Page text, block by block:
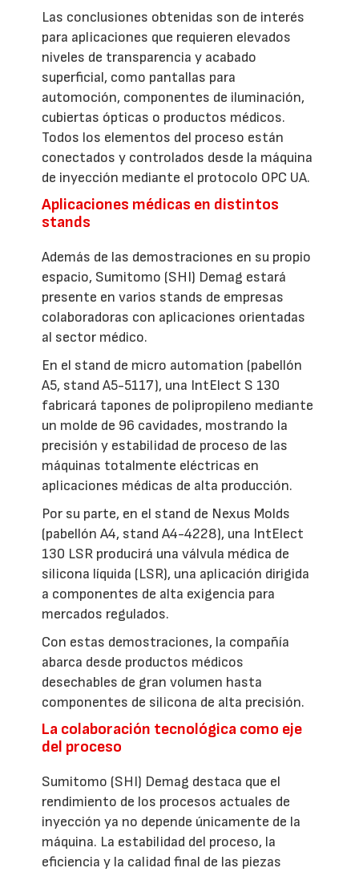
Las conclusiones obtenidas son de interés
para aplicaciones que requieren elevados
niveles de transparencia y acabado
superficial, como pantallas para
automoción, componentes de iluminación,
cubiertas ópticas o productos médicos.
Todos los elementos del proceso están
conectados y controlados desde la máquina
de inyección mediante el protocolo OPC UA.
Aplicaciones médicas en distintos
stands
Además de las demostraciones en su propio
espacio, Sumitomo (SHI) Demag estará
presente en varios stands de empresas
colaboradoras con aplicaciones orientadas
al sector médico.
En el stand de micro automation (pabellón
A5, stand A5-5117), una IntElect S 130
fabricará tapones de polipropileno mediante
un molde de 96 cavidades, mostrando la
precisión y estabilidad de proceso de las
máquinas totalmente eléctricas en
aplicaciones médicas de alta producción.
Por su parte, en el stand de Nexus Molds
(pabellón A4, stand A4-4228), una IntElect
130 LSR producirá una válvula médica de
silicona líquida (LSR), una aplicación dirigida
a componentes de alta exigencia para
mercados regulados.
Con estas demostraciones, la compañía
abarca desde productos médicos
desechables de gran volumen hasta
componentes de silicona de alta precisión.
La colaboración tecnológica como eje
del proceso
Sumitomo (SHI) Demag destaca que el
rendimiento de los procesos actuales de
inyección ya no depende únicamente de la
máquina. La estabilidad del proceso, la
eficiencia y la calidad final de las piezas